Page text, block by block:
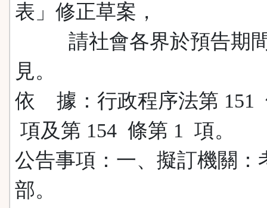
表」修正草案，
請社會各界於預告期間
見。
依 據：行政程序法第 151
項及第 154 條第 1 項。
公告事項：一、擬訂機關：
部。